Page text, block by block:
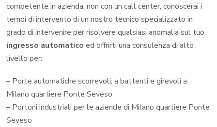
competente in azienda, non con un call center, conoscerai i
tempi di intervento di un nostro tecnico specializzato in
grado di intervenire per risolvere qualsiasi anomalia sul tuo
ingresso automatico ed offrirti una consulenza di alto
livello per:
– Porte automatiche scorrevoli, a battenti e girevoli a
Milano quartiere Ponte Seveso
– Portoni industriali per le aziende di Milano quartiere Ponte
Seveso